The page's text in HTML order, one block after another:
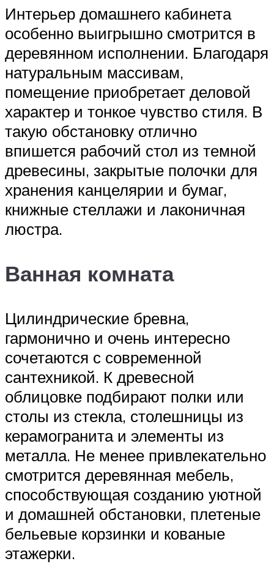
Интерьер домашнего кабинета
особенно выигрышно смотрится в
деревянном исполнении. Благодаря
натуральным массивам,
помещение приобретает деловой
характер и тонкое чувство стиля. В
такую обстановку отлично
впишется рабочий стол из темной
древесины, закрытые полочки для
хранения канцелярии и бумаг,
книжные стеллажи и лаконичная
люстра.
Ванная комната
Цилиндрические бревна,
гармонично и очень интересно
сочетаются с современной
сантехникой. К древесной
облицовке подбирают полки или
столы из стекла, столешницы из
керамогранита и элементы из
металла. Не менее привлекательно
смотрится деревянная мебель,
способствующая созданию уютной
и домашней обстановки, плетеные
бельевые корзинки и кованые
этажерки.